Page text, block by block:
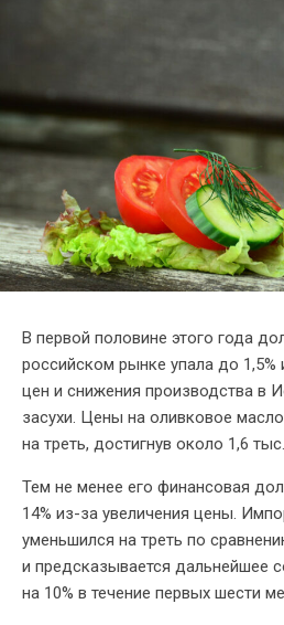
В первой половине этого года
российском рынке упала до 1,5%
цен и снижения производства в
засухи. Цены на оливковое
на треть, достигнув около 1,6
Тем не менее его финансовая
14% из-за увеличения цены.
уменьшился на треть по
и предсказывается дальнейшее
на 10% в течение первых шести